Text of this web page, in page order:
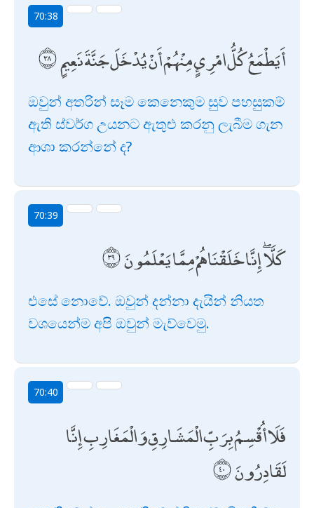
70:38
أَيَطْمَعُ كُلُّ امْرِئٍ مِنْهُمْ أَنْ يُدْخَلَ جَنَّةَ نَعِيمٍ
ඔවුන් අතරින් සෑම කෙනෙකුම සුව පහසුකම්
ඇති ස්වර්ග උයනට ඇතුළු කරනු ලැබීම ගැන
ආශා කරන්නේ ද?
70:39
كَلَّا ۖ إِنَّا خَلَقْنَاهُمْ مِمَّا يَعْلَمُونَ
එසේ නොවේ. ඔවුන් දන්නා දැයින් නියත
වශයෙන්ම අපි ඔවුන් මැව්වෙමු.
70:40
فَلَا أُقْسِمُ بِرَبِّ الْمَشَارِقِ وَالْمَغَارِبِ إِنَّا
لَقَادِرُونَ